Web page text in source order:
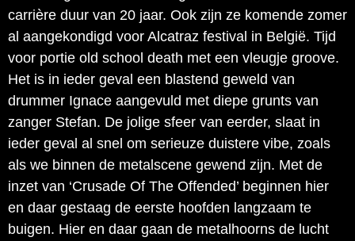
carrière duur van 20 jaar. Ook zijn ze komende zomer
al aangekondigd voor Alcatraz festival in België. Tijd
voor portie old school death met een vleugje groove.
Het is in ieder geval een blastend geweld van
drummer Ignace aangevuld met diepe grunts van
zanger Stefan. De jolige sfeer van eerder, slaat in
ieder geval al snel om serieuze duistere vibe, zoals
als we binnen de metalscene gewend zijn. Met de
inzet van ‘Crusade Of The Offended’ beginnen hier
en daar gestaag de eerste hoofden langzaam te
buigen. Hier en daar gaan de metalhoorns de lucht